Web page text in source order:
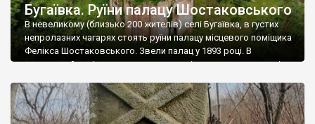
Бугаївка. Руїни палацу Шостаковського
В невеликому (близько 200 жителів) селі Бугаївка, в густих
непролазних чагарях стоять руїни палацу місцевого поміщика
Фелікса Шостаковського. Звели палац у 1893 році. В
радянський період у ньому спочатку містилася школа, потім
століття тут розмістили туберкульозну лікарню. Коли із
палацу виїхала лікарня – ми точно не […]